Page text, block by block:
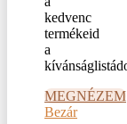
kedvenc
termékeid
a
MEGNÉZEM
Bezár